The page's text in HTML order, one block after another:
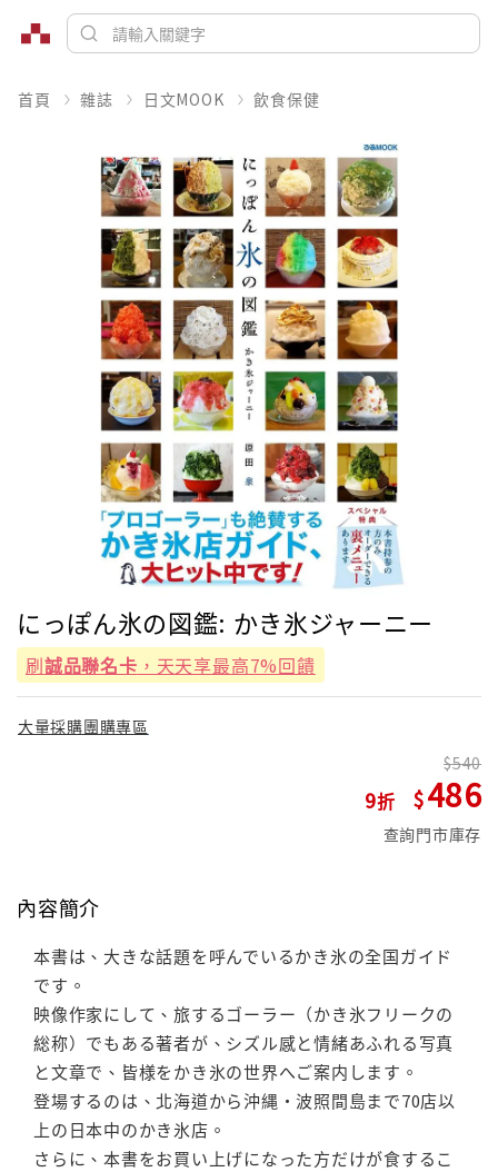
首頁 雜誌 日文MOOK 飲食保健
にっぽん氷の図鑑: かき氷ジャーニー
刷誠品聯名卡 ，天天享最高7%回饋
大量採購團購專區
9
540
486
查詢門市庫存
內容簡介
本書は、大きな話題を呼んでいるかき氷の全国ガイド
です。
映像作家にして、旅するゴーラー（かき氷フリークの
総称）でもある著者が、シズル感と情緒あふれる写真
と文章で、皆様をかき氷の世界へご案内します。
登場するのは、北海道から沖縄・波照間島まで70店以
上の日本中のかき氷店。
さらに、本書をお買い上げになった方だけが食するこ